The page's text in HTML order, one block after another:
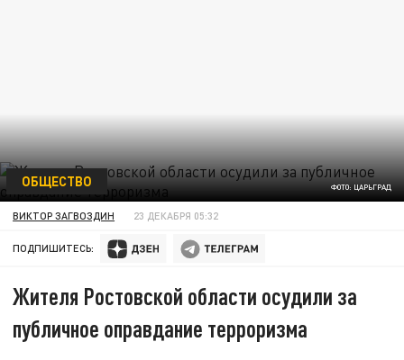
ФОТО: ЦАРЬГРАД
ОБЩЕСТВО
ВИКТОР ЗАГВОЗДИН 23 ДЕКАБРЯ 05:32
ПОДПИШИТЕСЬ:
Жителя Ростовской области осудили за
публичное оправдание терроризма